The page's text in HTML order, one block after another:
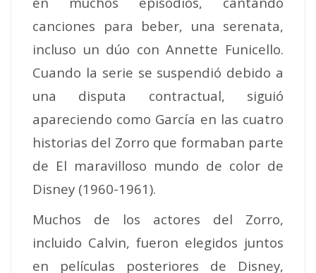
canciones para beber, una serenata,
incluso un dúo con Annette Funicello.
Cuando la serie se suspendió debido a
una disputa contractual, siguió
apareciendo como García en las cuatro
historias del Zorro que formaban parte
de El maravilloso mundo de color de
Disney (1960-1961).
Muchos de los actores del Zorro,
incluido Calvin, fueron elegidos juntos
en películas posteriores de Disney,